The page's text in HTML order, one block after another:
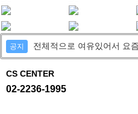
공지 전체적으로 여유있어서 요
CS CENTER
02-2236-1995